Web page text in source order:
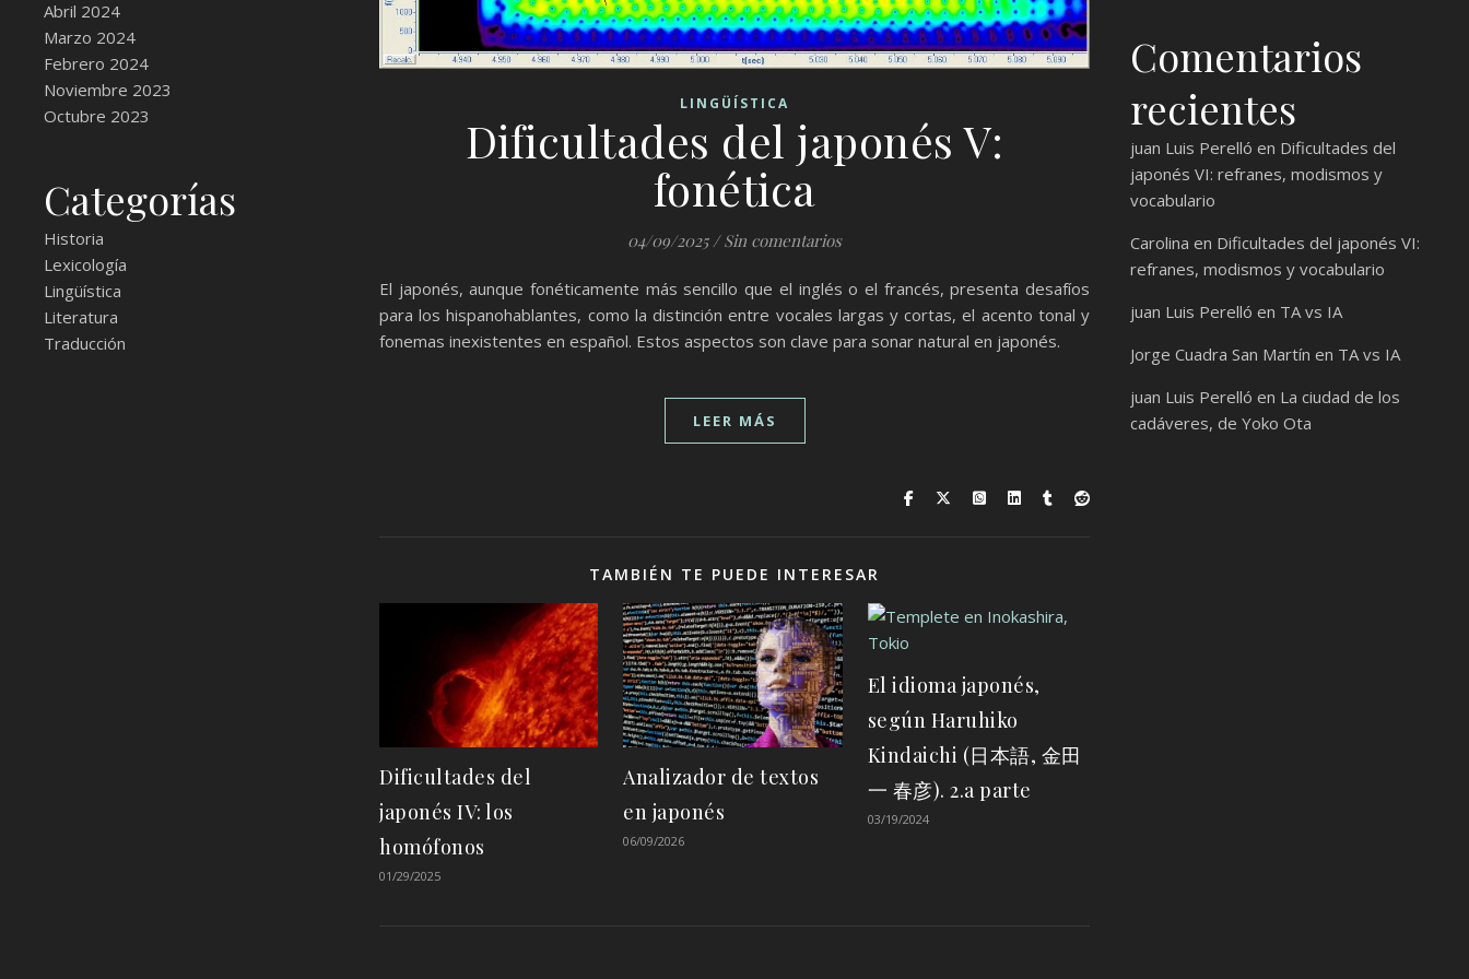
Abril 2024
Marzo 2024
Febrero 2024
Noviembre 2023
Octubre 2023
Categorías
Historia
Lexicología
Lingüística
Literatura
Traducción
LINGÜÍSTICA
Dificultades del japonés V:
fonética
04/09/2025 / Sin comentarios
El japonés, aunque fonéticamente más sencillo que el inglés o el francés, presenta desafíos
para los hispanohablantes, como la distinción entre vocales largas y cortas, el acento tonal y
fonemas inexistentes en español. Estos aspectos son clave para sonar natural en japonés.
LEER MÁS
TAMBIÉN TE PUEDE INTERESAR
Dificultades del
japonés IV: los
homófonos
01/29/2025
Analizador de textos
en japonés
06/09/2026
El idioma japonés,
según Haruhiko
Kindaichi (日本語, 金田
一 春彦). 2.a parte
03/19/2024
Comentarios
recientes
juan Luis Perelló en Dificultades del
japonés VI: refranes, modismos y
vocabulario
Carolina en Dificultades del japonés VI:
refranes, modismos y vocabulario
juan Luis Perelló en TA vs IA
Jorge Cuadra San Martín en TA vs IA
juan Luis Perelló en La ciudad de los
cadáveres, de Yoko Ota